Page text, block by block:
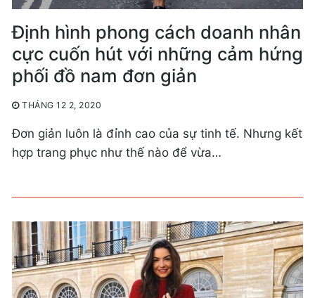
Định hình phong cách doanh nhân
cực cuốn hút với những cảm hứng
phối đồ nam đơn giản
THÁNG 12 2, 2020
Đơn giản luôn là đỉnh cao của sự tinh tế. Nhưng kết
hợp trang phục như thế nào để vừa…